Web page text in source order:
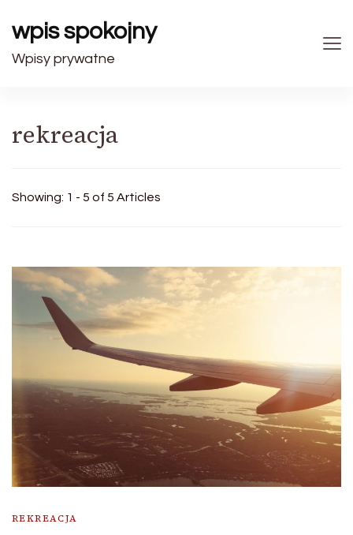
wpis spokojny
Wpisy prywatne
rekreacja
Showing: 1 - 5 of 5 Articles
REKREACJA